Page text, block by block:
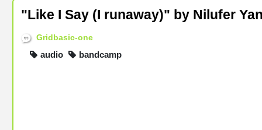
"Like I Say (I runaway)" by Nilufer
Gridbasic-one
audio bandcamp